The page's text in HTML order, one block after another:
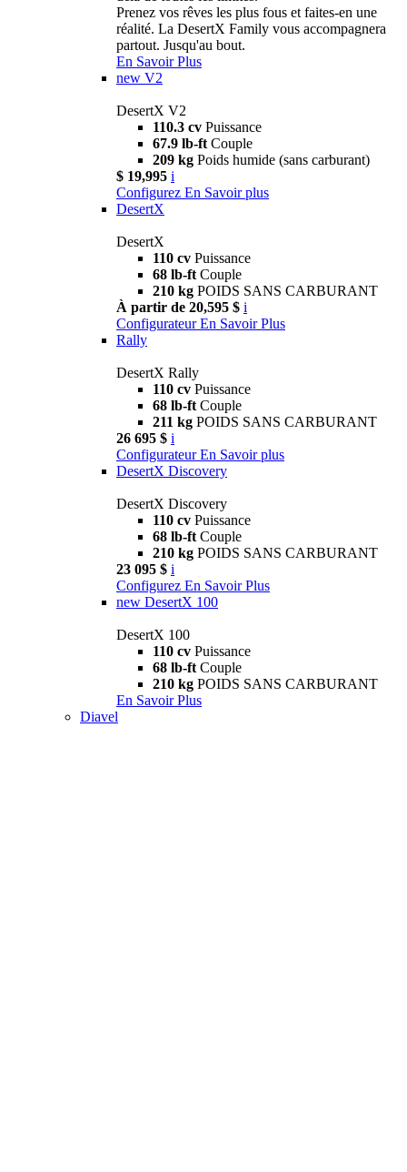
Prenez vos rêves les plus fous et faites-en une
réalité. La DesertX Family vous accompagnera
partout. Jusqu'au bout.
En Savoir Plus
new V2
DesertX V2
110.3 cv Puissance
67.9 lb-ft Couple
209 kg Poids humide (sans carburant)
$ 19,995 i
Configurez En Savoir plus
DesertX
DesertX
110 cv Puissance
68 lb-ft Couple
210 kg POIDS SANS CARBURANT
À partir de 20,595 $ i
Configurateur En Savoir Plus
Rally
DesertX Rally
110 cv Puissance
68 lb-ft Couple
211 kg POIDS SANS CARBURANT
26 695 $ i
Configurateur En Savoir plus
DesertX Discovery
DesertX Discovery
110 cv Puissance
68 lb-ft Couple
210 kg POIDS SANS CARBURANT
23 095 $ i
Configurez En Savoir Plus
new DesertX 100
DesertX 100
110 cv Puissance
68 lb-ft Couple
210 kg POIDS SANS CARBURANT
En Savoir Plus
Diavel